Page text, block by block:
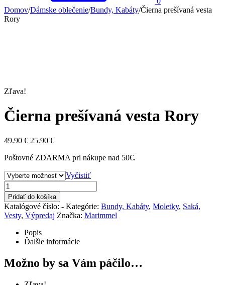
Domov/Dámske oblečenie/Bundy, Kabáty/Čierna prešívaná vesta
Rory
Zľava!
Čierna prešívaná vesta Rory
49.90€ 25.90 €
Poštovné ZDARMA pri nákupe nad 50€.
Vyčistiť
Pridať do košíka
Katalógové číslo: - Kategórie: Bundy, Kabáty, Moletky, Saká,
Vesty, Výpredaj Značka: Marimmel
Popis
Ďalšie informácie
Možno by sa Vám páčilo…